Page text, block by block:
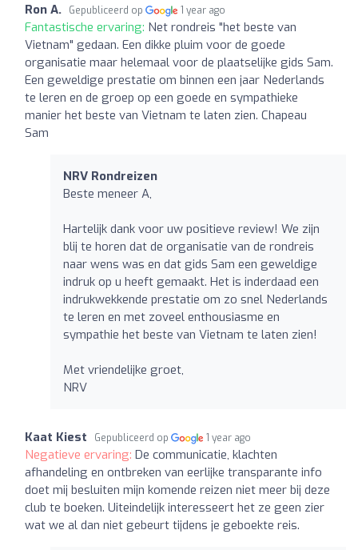
Ron A. Gepubliceerd op 1 year ago
Fantastische ervaring: Net rondreis "het beste van
Vietnam" gedaan. Een dikke pluim voor de goede
organisatie maar helemaal voor de plaatselijke gids Sam.
Een geweldige prestatie om binnen een jaar Nederlands
te leren en de groep op een goede en sympathieke
manier het beste van Vietnam te laten zien. Chapeau
Sam
NRV Rondreizen
Beste meneer A,
Hartelijk dank voor uw positieve review! We zijn
blij te horen dat de organisatie van de rondreis
naar wens was en dat gids Sam een geweldige
indruk op u heeft gemaakt. Het is inderdaad een
indrukwekkende prestatie om zo snel Nederlands
te leren en met zoveel enthousiasme en
sympathie het beste van Vietnam te laten zien!
Met vriendelijke groet,
NRV
Kaat Kiest Gepubliceerd op 1 year ago
Negatieve ervaring: De communicatie, klachten
afhandeling en ontbreken van eerlijke transparante info
doet mij besluiten mijn komende reizen niet meer bij deze
club te boeken. Uiteindelijk interesseert het ze geen zier
wat we al dan niet gebeurt tijdens je geboekte reis.